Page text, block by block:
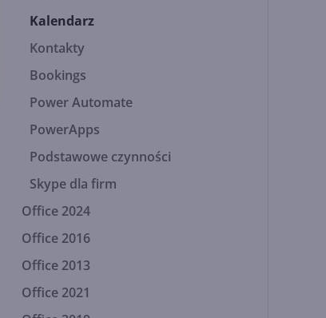
Kalendarz
Kontakty
Bookings
Power Automate
PowerApps
Podstawowe czynności
Skype dla firm
Office 2024
Office 2016
Office 2013
Office 2021